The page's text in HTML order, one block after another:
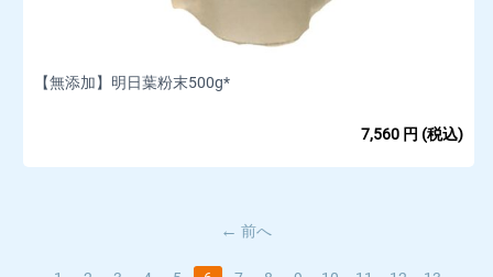
【無添加】明日葉粉末500g*
7,560 円 (税込)
前へ